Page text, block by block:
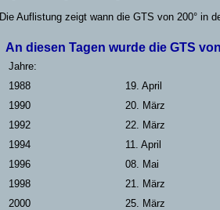
Die Auflistung zeigt wann die GTS von 200° in
An diesen Tagen wurde die GTS
Jahre:
1988
19. April
1990
20. März
1992
22. März
1994
11. April
1996
08. Mai
1998
21. März
2000
25. März